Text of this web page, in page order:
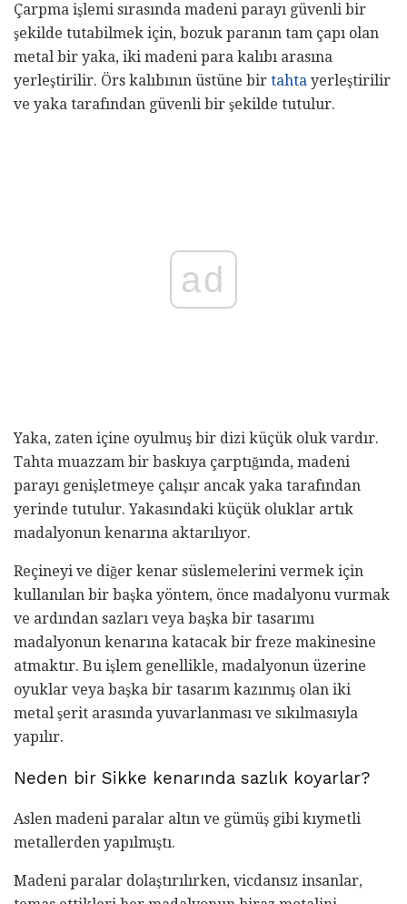
Çarpma işlemi sırasında madeni parayı güvenli bir
şekilde tutabilmek için, bozuk paranın tam çapı olan
metal bir yaka, iki madeni para kalıbı arasına
yerleştirilir. Örs kalıbının üstüne bir tahta yerleştirilir
ve yaka tarafından güvenli bir şekilde tutulur.
ad
Yaka, zaten içine oyulmuş bir dizi küçük oluk vardır.
Tahta muazzam bir baskıya çarptığında, madeni
parayı genişletmeye çalışır ancak yaka tarafından
yerinde tutulur. Yakasındaki küçük oluklar artık
madalyonun kenarına aktarılıyor.
Reçineyi ve diğer kenar süslemelerini vermek için
kullanılan bir başka yöntem, önce madalyonu vurmak
ve ardından sazları veya başka bir tasarımı
madalyonun kenarına katacak bir freze makinesine
atmaktır. Bu işlem genellikle, madalyonun üzerine
oyuklar veya başka bir tasarım kazınmış olan iki
metal şerit arasında yuvarlanması ve sıkılmasıyla
yapılır.
Neden bir Sikke kenarında sazlık koyarlar?
Aslen madeni paralar altın ve gümüş gibi kıymetli
metallerden yapılmıştı.
Madeni paralar dolaştırılırken, vicdansız insanlar,